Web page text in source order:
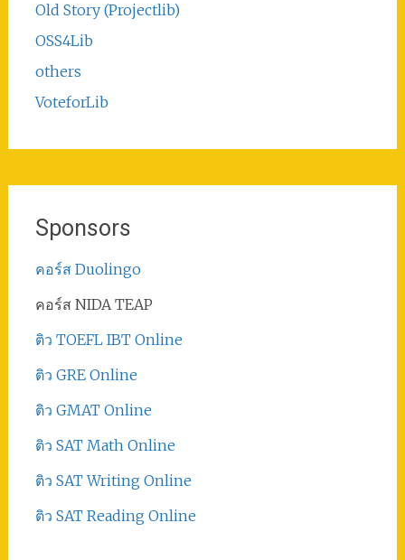
Old Story (Projectlib)
OSS4Lib
others
VoteforLib
Sponsors
คอร์ส Duolingo
คอร์ส NIDA TEAP
ติว TOEFL IBT Online
ติว GRE Online
ติว GMAT Online
ติว SAT Math Online
ติว SAT Writing Online
ติว SAT Reading Online